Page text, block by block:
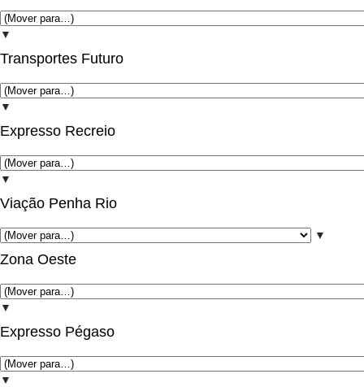
▼
Transportes Futuro
▼
Expresso Recreio
▼
Viação Penha Rio
▼
Zona Oeste
▼
Expresso Pégaso
▼